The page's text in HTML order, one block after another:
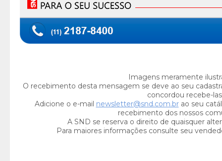
Imagens meramente
O recebimento desta mensagem se deve ao seu
concordou recebe-
Adicione o e-mail newsletter@snd.com.brao seu
recebimento dos nossos
A SND se reserva o direito de quaisquer
Para maiores informações consulte seu